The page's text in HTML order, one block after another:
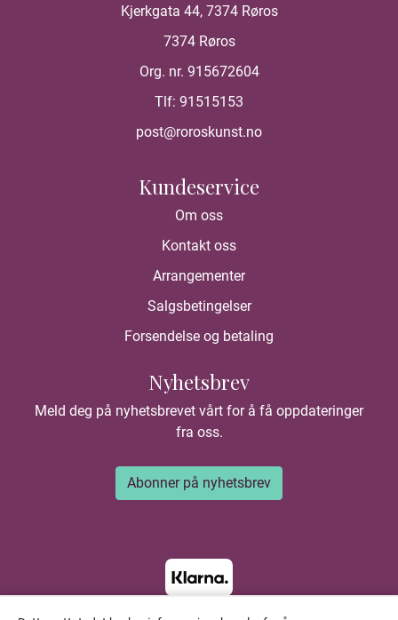
Kjerkgata 44, 7374 Røros
7374 Røros
Org. nr. 915672604
Tlf: 91515153
post@roroskunst.no
Kundeservice
Om oss
Kontakt oss
Arrangementer
Salgsbetingelser
Forsendelse og betaling
Nyhetsbrev
Meld deg på nyhetsbrevet vårt for å få oppdateringer
fra oss.
Abonner på nyhetsbrev